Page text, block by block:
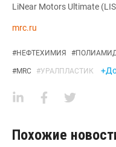
LiNear Motors Ultimate
mrc.ru
#НЕФТЕХИМИЯ #
#MRC #УРАЛПЛАСТИК
Похожие